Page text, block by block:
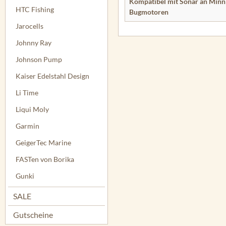
HTC Fishing
Jarocells
Johnny Ray
Johnson Pump
Kaiser Edelstahl Design
Li Time
Liqui Moly
Garmin
GeigerTec Marine
FASTen von Borika
Gunki
SALE
Gutscheine
Bugmotoren